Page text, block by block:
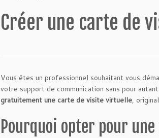
Créer une carte de
Vous êtes un professionnel souhaitant vous
votre support de communication sans pour
gratuitement une carte de visite virtuelle,
Pourquoi opter pour